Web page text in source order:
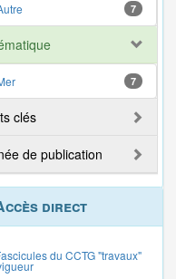
7
7
clés
de publication
direct
du CCTG "travaux"